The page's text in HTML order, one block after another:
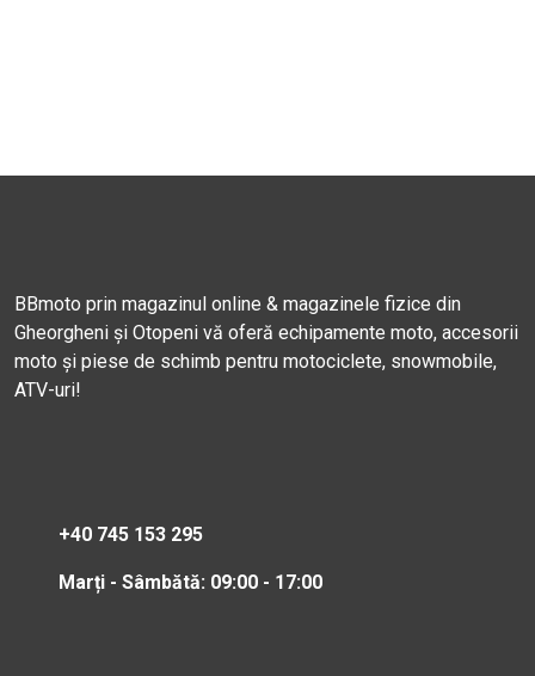
BBmoto prin magazinul online & magazinele fizice din
Gheorgheni și Otopeni vă oferă echipamente moto, accesorii
moto și piese de schimb pentru motociclete, snowmobile,
ATV-uri!
+40 745 153 295
Marți - Sâmbătă: 09:00 - 17:00